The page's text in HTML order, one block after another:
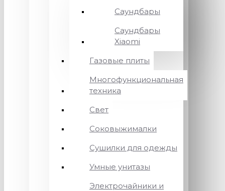
Саундбары
Саундбары
Xiaomi
Газовые плиты
Многофункциональная
техника
Свет
Соковыжималки
Сушилки для одежды
Умные унитазы
Электрочайники и